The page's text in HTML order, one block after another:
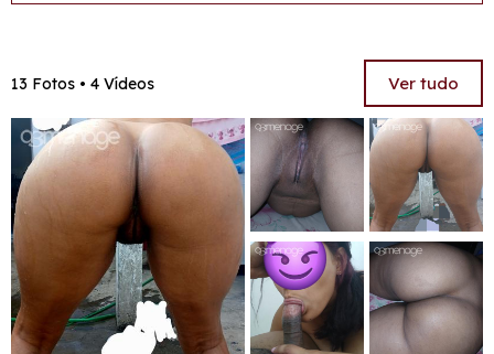
13 Fotos • 4 Vídeos Ver tudo